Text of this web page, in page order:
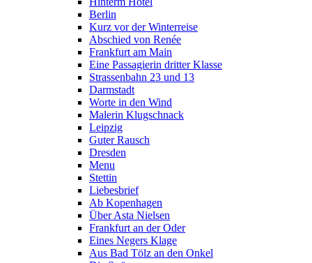
Berlin
Kurz vor der Winterreise
Abschied von Renée
Frankfurt am Main
Eine Passagierin dritter Klasse
Strassenbahn 23 und 13
Darmstadt
Worte in den Wind
Malerin Klugschnack
Leipzig
Guter Rausch
Dresden
Menu
Stettin
Liebesbrief
Ab Kopenhagen
Über Asta Nielsen
Frankfurt an der Oder
Eines Negers Klage
Aus Bad Tölz an den Onkel